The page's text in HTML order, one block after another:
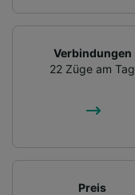
Verbindungen
22 Züge am Tag
Preis